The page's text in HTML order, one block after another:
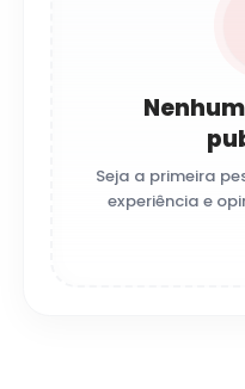
Seja a primeira
experiência e